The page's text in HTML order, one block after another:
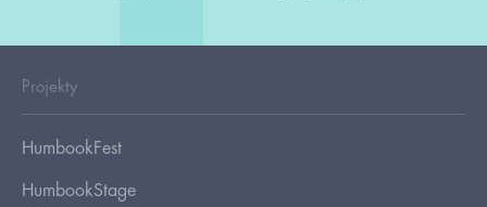
Projekty
HumbookFest
HumbookStage